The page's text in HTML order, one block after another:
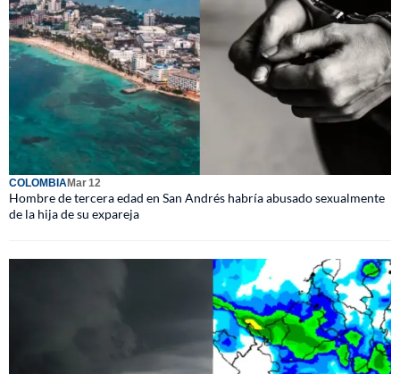
COLOMBIAMar 12
Hombre de tercera edad en San Andrés habría abusado sexualmente
de la hija de su expareja